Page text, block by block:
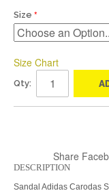
Size
Size Chart
Qty:
Share
DESCRIPTION
Sandal Adidas Carodas